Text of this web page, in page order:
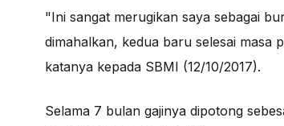
"Ini sangat merugikan saya sebagai
dimahalkan, kedua baru selesai masa
katanya kepada SBMI (12/10/2017).
Selama 7 bulan gajinya dipotong